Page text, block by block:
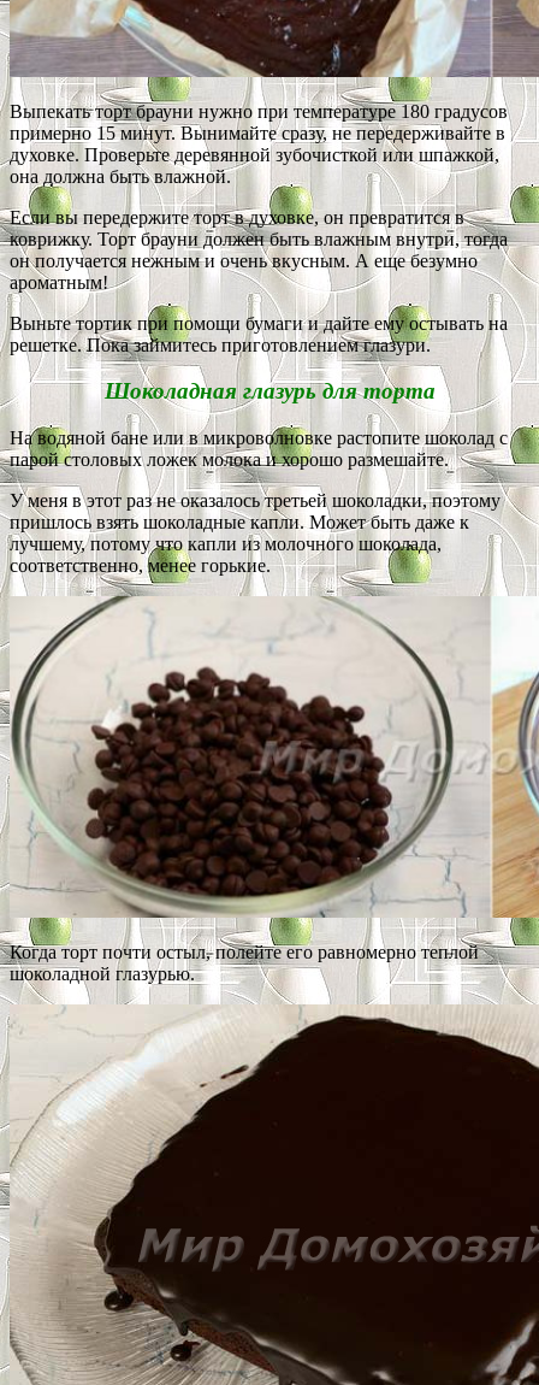
Выпекать торт брауни нужно при температуре 180 градусов
примерно 15 минут. Вынимайте сразу, не передерживайте в
духовке. Проверьте деревянной зубочисткой или шпажкой,
она должна быть влажной.
Если вы передержите торт в духовке, он превратится в
коврижку. Торт брауни должен быть влажным внутри, тогда
он получается нежным и очень вкусным. А еще безумно
ароматным!
Выньте тортик при помощи бумаги и дайте ему остывать на
решетке. Пока займитесь приготовлением глазури.
Шоколадная глазурь для торта
На водяной бане или в микроволновке растопите шоколад с
парой столовых ложек молока и хорошо размешайте.
У меня в этот раз не оказалось третьей шоколадки, поэтому
пришлось взять шоколадные капли. Может быть даже к
лучшему, потому что капли из молочного шоколада,
соответственно, менее горькие.
Когда торт почти остыл, полейте его равномерно теплой
шоколадной глазурью.